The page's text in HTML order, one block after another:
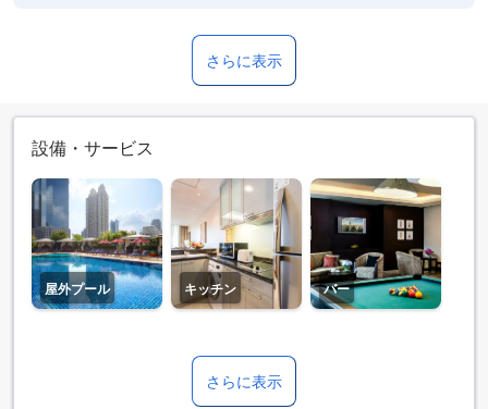
さらに表示
設備・サービス
屋外プール キッチン バー
さらに表示